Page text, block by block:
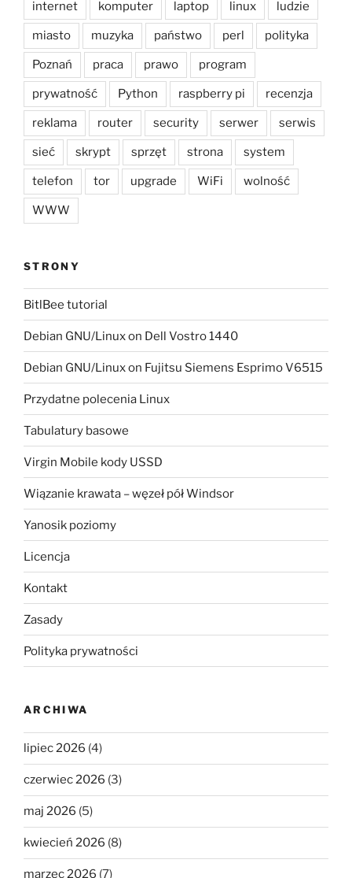
internet komputer laptop linux ludzie
miasto muzyka państwo perl polityka
Poznań praca prawo program
prywatność Python raspberry pi recenzja
reklama router security serwer serwis
sieć skrypt sprzęt strona system
telefon tor upgrade WiFi wolność
WWW
STRONY
BitlBee tutorial
Debian GNU/Linux on Dell Vostro 1440
Debian GNU/Linux on Fujitsu Siemens Esprimo V6515
Przydatne polecenia Linux
Tabulatury basowe
Virgin Mobile kody USSD
Wiązanie krawata – węzeł pół Windsor
Yanosik poziomy
Licencja
Kontakt
Zasady
Polityka prywatności
ARCHIWA
lipiec 2026 (4)
czerwiec 2026 (3)
maj 2026 (5)
kwiecień 2026 (8)
marzec 2026 (7)